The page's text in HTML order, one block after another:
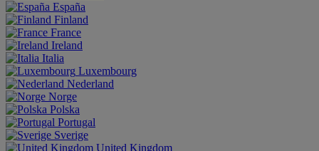
España
Finland
France
Ireland
Italia
Luxembourg
Nederland
Norge
Polska
Portugal
Sverige
United Kingdom